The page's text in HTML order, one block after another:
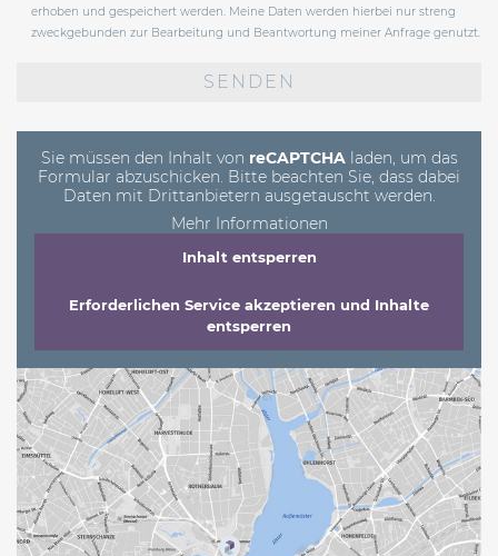
erhoben und gespeichert werden. Meine Daten werden hierbei nur streng
zweckgebunden zur Bearbeitung und Beantwortung meiner Anfrage genutzt.
Sie müssen den Inhalt von reCAPTCHAladen, um das
Formular abzuschicken. Bitte beachten Sie, dass dabei
Daten mit Drittanbietern ausgetauscht werden.
Mehr Informationen
Inhalt entsperren
Erforderlichen Service akzeptieren und Inhalte
entsperren